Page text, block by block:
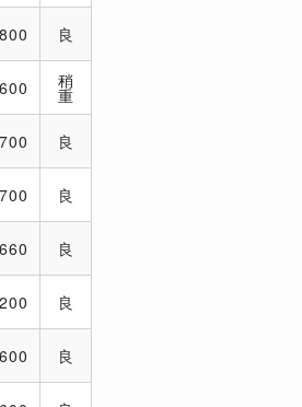
良
稍
重
良
良
良
良
良